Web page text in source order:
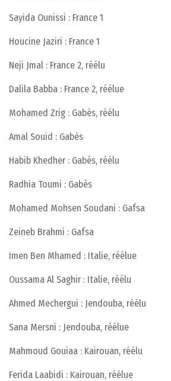
Sayida Ounissi : France 1
Houcine Jaziri : France 1
Neji Jmal : France 2, réélu
Dalila Babba : France 2, réélue
Mohamed Zrig : Gabès, réélu
Amal Souid : Gabès
Habib Khedher : Gabès, réélu
Radhia Toumi : Gabès
Mohamed Mohsen Soudani : Gafsa
Zeineb Brahmi : Gafsa
Imen Ben Mhamed : Italie, réélue
Oussama Al Saghir : Italie, réélu
Ahmed Mechergui : Jendouba, réélu
Sana Mersni : Jendouba, réélue
Mahmoud Gouiaa : Kairouan, réélu
Ferida Laabidi : Kairouan, réélue